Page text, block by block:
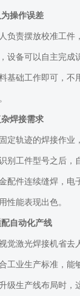
操作误差
负责摆放校准工
设备可以自主完成
基础工作即可，不
焊接需求
定轨迹的焊接作
别工件型号之后，
配件连续缝焊，
性能表现出色。
自动化产线
觉激光焊接机省
工业生产标准，能
级生产线布局时，